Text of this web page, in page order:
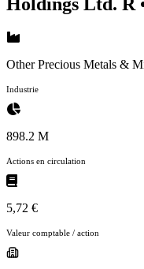
Other Precious Metals &
Industrie
898.2 M
Actions en circulation
5,72 €
Valeur comptable / action